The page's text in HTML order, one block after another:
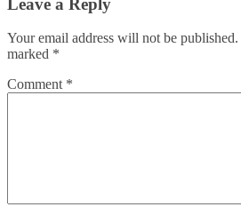
Your email address will not be published.
marked *
Comment *